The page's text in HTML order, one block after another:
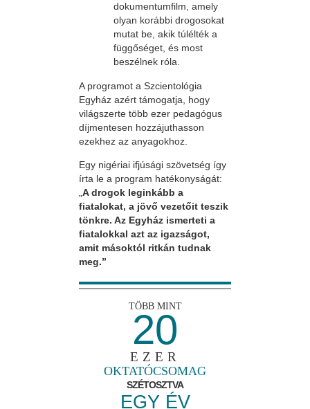
dokumentumfilm, amely
olyan korábbi drogosokat
mutat be, akik túlélték a
függőséget, és most
beszélnek róla.
A programot a Szcientológia
Egyház azért támogatja, hogy
világszerte több ezer pedagógus
díjmentesen hozzájuthasson
ezekhez az anyagokhoz.
Egy nigériai ifjúsági szövetség így
írta le a program hatékonyságát:
A drogok leginkább a
fiatalokat, a jövő vezetőit teszik
tönkre. Az Egyház ismerteti a
fiatalokkal azt az igazságot,
amit másoktól ritkán tudnak
meg.”
TÖBB MINT
20
EZER
OKTATÓCSOMAG
SZÉTOSZTVA
EGY ÉV